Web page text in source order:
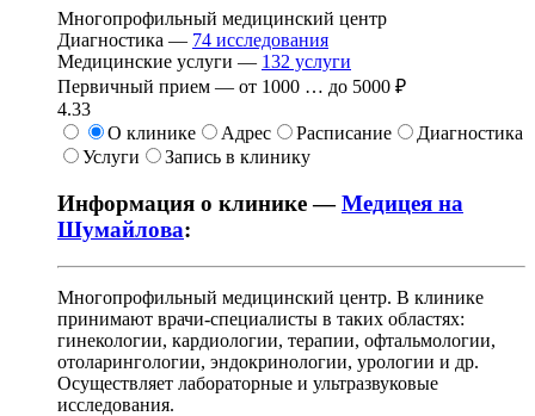
Многопрофильный медицинский центр
Диагностика — 74 исследования
Медицинские услуги — 132 услуги
Первичный прием — от 1000 … до 5000 ₽
4.33
О клинике
Адрес Расписание
Диагностика
Услуги
Запись в клинику
Информация о клинике —Медицея на
Шумайлова:
Многопрофильный медицинский центр. В клинике
принимают врачи-специалисты в таких областях:
гинекологии, кардиологии, терапии, офтальмологии,
отоларингологии, эндокринологии, урологии и др.
Осуществляет лабораторные и ультразвуковые
исследования.